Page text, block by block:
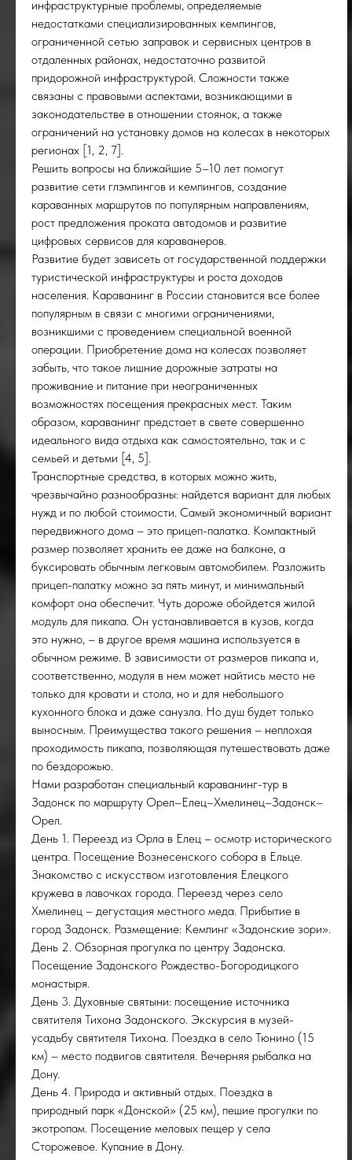
инфраструктурные проблемы, определяемые
недостатками специализированных кемпингов,
ограниченной сетью заправок и сервисных центров в
отдаленных районах, недостаточно развитой
придорожной инфраструктурой. Сложности также
связаны с правовыми аспектами, возникающими в
законодательстве в отношении стоянок, а также
ограничений на установку домов на колесах в некоторых
регионах [1, 2, 7].
Решить вопросы на ближайшие 5–10 лет помогут
развитие сети глэмпингов и кемпингов, создание
караванных маршрутов по популярным направлениям,
рост предложения проката автодомов и развитие
цифровых сервисов для караванеров.
Развитие будет зависеть от государственной поддержки
туристической инфраструктуры и роста доходов
населения. Караванинг в России становится все более
популярным в связи с многими ограничениями,
возникшими с проведением специальной военной
операции. Приобретение дома на колесах позволяет
забыть, что такое лишние дорожные затраты на
проживание и питание при неограниченных
возможностях посещения прекрасных мест. Таким
образом, караванинг предстает в свете совершенно
идеального вида отдыха как самостоятельно, так и с
семьей и детьми [4, 5].
Транспортные средства, в которых можно жить,
чрезвычайно разнообразны: найдется вариант для любых
нужд и по любой стоимости. Самый экономичный вариант
передвижного дома – это прицеп-палатка. Компактный
размер позволяет хранить ее даже на балконе, а
буксировать обычным легковым автомобилем. Разложить
прицеп-палатку можно за пять минут, и минимальный
комфорт она обеспечит. Чуть дороже обойдется жилой
модуль для пикапа. Он устанавливается в кузов, когда
это нужно, – в другое время машина используется в
обычном режиме. В зависимости от размеров пикапа и,
соответственно, модуля в нем может найтись место не
только для кровати и стола, но и для небольшого
кухонного блока и даже санузла. Но душ будет только
выносным. Преимущества такого решения – неплохая
проходимость пикапа, позволяющая путешествовать даже
по бездорожью.
Нами разработан специальный караванинг-тур в
Задонск по маршруту Орел–Елец–Хмелинец–Задонск–
Орел.
День 1. Переезд из Орла в Елец – осмотр исторического
центра. Посещение Вознесенского собора в Ельце.
Знакомство с искусством изготовления Елецкого
кружева в лавочках города. Переезд через село
Хмелинец – дегустация местного меда. Прибытие в
город Задонск. Размещение: Кемпинг «Задонские зори».
День 2. Обзорная прогулка по центру Задонска.
Посещение Задонского Рождество-Богородицкого
монастыря.
День 3. Духовные святыни: посещение источника
святителя Тихона Задонского. Экскурсия в музей-
усадьбу святителя Тихона. Поездка в село Тюнино (15
км) – место подвигов святителя. Вечерняя рыбалка на
Дону.
День 4. Природа и активный отдых. Поездка в
природный парк «Донской» (25 км), пешие прогулки по
экотропам. Посещение меловых пещер у села
Сторожевое. Купание в Дону.